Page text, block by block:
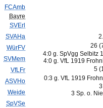
FCAmb
Bayre
SVErl
SVAHa
WürFV
SVMem
VfLFr
ASVHo
Weide
SpVSe
26
4:0 g. SpVgg Selbitz
4:0 g. VfL 1919
5
0:3 g. VfL 1919
3 Sp. o.